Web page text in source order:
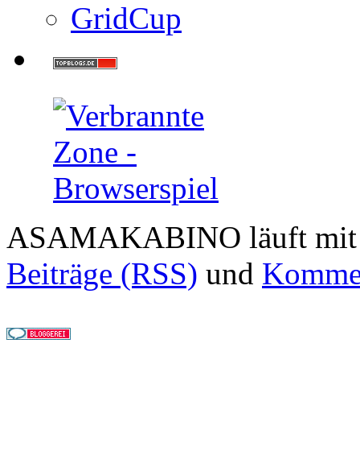
GridCup
ASAMAKABINO läuft
Beiträge (RSS) und